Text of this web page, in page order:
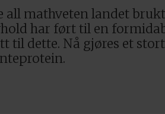
mathveten landet
har ført til en
til dette. Nå gjøres et